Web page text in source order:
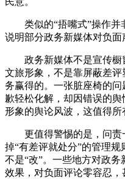
类似的“捂嘴式”操作
说明部分政务新媒体对负面
政务新媒体不是宣传橱
文旅形象，不是靠屏蔽差
务赢得的。一张脏座椅的
歉轻松化解，却因错误的
形象的舆论风波，这值得所
更值得警惕的是，问
掉“有差评就处分”的管理
不是“改”。一些地方对政
效果，对负面评论零容忍，